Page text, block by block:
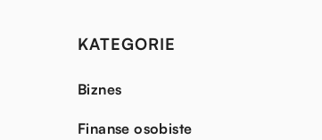
KATEGORIE
Biznes
Finanse osobiste